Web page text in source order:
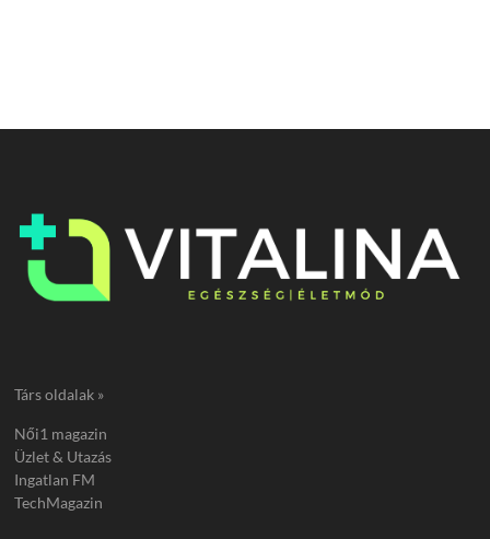
Társ oldalak »
Női1 magazin
Üzlet & Utazás
Ingatlan FM
TechMagazin